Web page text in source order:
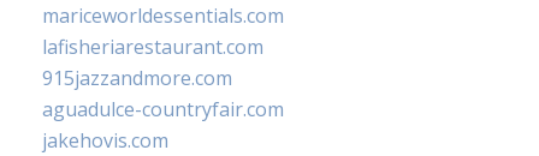
mariceworldessentials.com
lafisheriarestaurant.com
915jazzandmore.com
aguadulce-countryfair.com
jakehovis.com